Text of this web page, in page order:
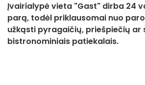
Įvairialypė vieta "Gast" dirba 24
parą, todėl priklausomai nuo
užkąsti pyragaičių, priešpiečių ar
bistronominiais patiekalais.